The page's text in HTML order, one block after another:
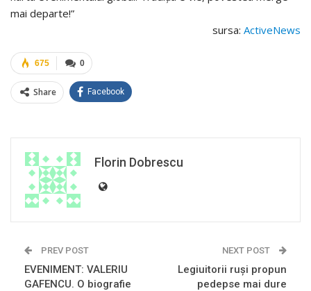
mai departe!”
sursa: ActiveNews
0
675
Share Facebook
Florin Dobrescu
PREV POST
EVENIMENT: VALERIU
GAFENCU. O biografie
NEXT POST
Legiuitorii ruşi propun
pedepse mai dure